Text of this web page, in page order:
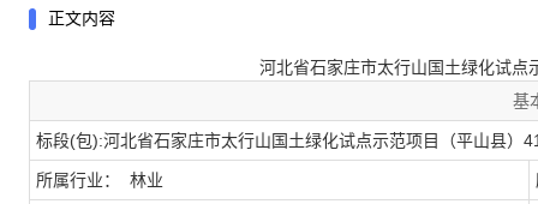
正文内容
河北省石家庄市太行山国土绿化试
基
标段(包):河北省石家庄市太行山国土绿化试点示范项目（平山县）
所属行业： 林业